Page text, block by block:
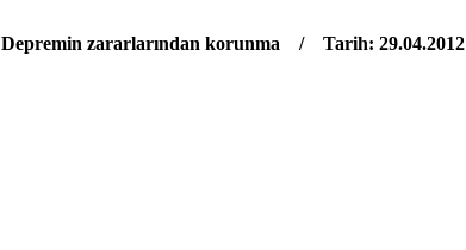
Depremin zararlarından korunma / Tarih: 29.04.2012